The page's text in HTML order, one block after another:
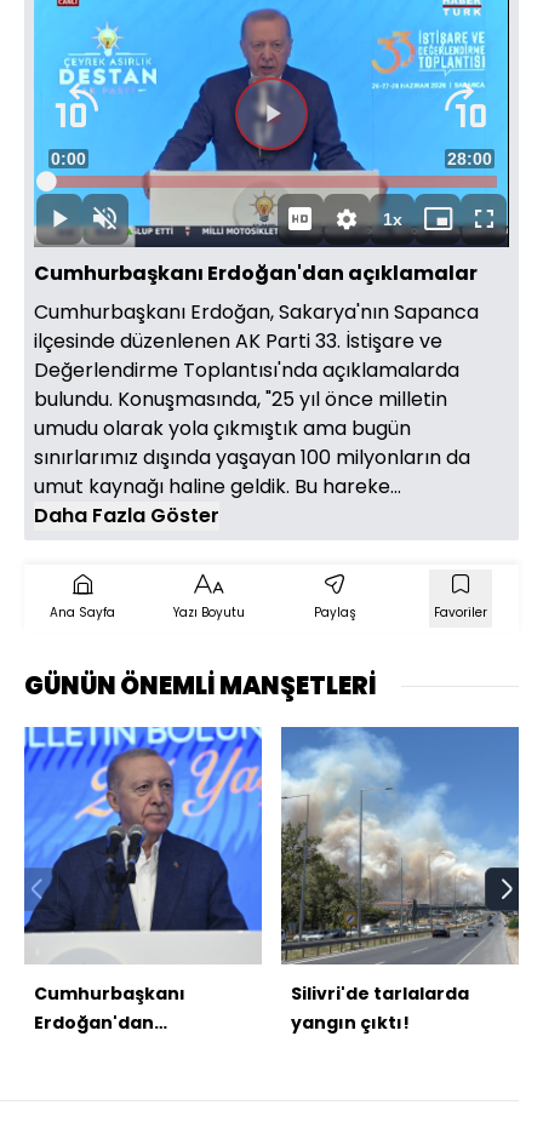
Videoyu
Oynat
OynatSesi
Aç
Süre
0:00 Toplam
Süre
28:00
Yüklendi:
0.35%
1xOynatma
Hızı
Mini
oynatıcı
Tam
Ekran
Cumhurbaşkanı Erdoğan'dan açıklamalar
Cumhurbaşkanı Erdoğan, Sakarya'nın Sapanca
ilçesinde düzenlenen AK Parti 33. İstişare ve
Değerlendirme Toplantısı'nda açıklamalarda
bulundu. Konuşmasında, "25 yıl önce milletin
umudu olarak yola çıkmıştık ama bugün
sınırlarımız dışında yaşayan 100 milyonların da
umut kaynağı haline geldik. Bu hareke...
Daha Fazla Göster
Ana Sayfa Yazı Boyutu Paylaş Favoriler
GÜNÜN ÖNEMLİ MANŞETLERİ
Cumhurbaşkanı
Erdoğan'dan
Silivri'de tarlalarda
yangın çıktı!